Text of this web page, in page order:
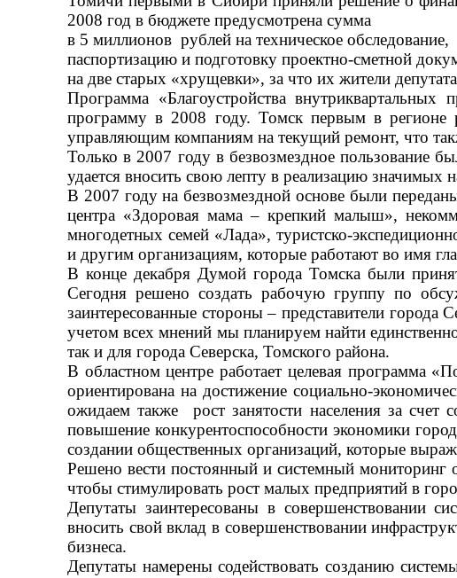
2008 год в бюджете предусмотрена сумма
в 5 миллионов рублей на техническое обследование,
паспортизацию и подготовку проектно-сметной
на две старых «хрущевки», за что их жители
Программа «Благоустройства
программу в 2008 году. Томск первым в регионе
управляющим компаниям на текущий ремонт, что
Только в 2007 году в безвозмездное пользование
удается вносить свою лепту в реализацию
В 2007 году на безвозмездной основе были
центра «Здоровая мама– крепкий малыш»,
многодетных семей «Лада», туристско-
и другим организациям, которые работают во имя
В конце декабря Думой города Томска были
Сегодня решено создать рабочую группу по
заинтересованные стороны– представители города
учетом всех мнений мы планируем найти
так и для города Северска, Томского района.
В областном центре работает целевая программа
ориентирована на достижение социально-
ожидаем также рост занятости населения за
повышение конкурентоспособности экономики
создании общественных организаций, которые
Решено вести постоянный и системный мониторинг
чтобы стимулировать рост малых предприятий в
Депутаты заинтересованы в совершенствовании
вносить свой вклад в совершенствовании
бизнеса.
Депутаты намерены содействовать созданию